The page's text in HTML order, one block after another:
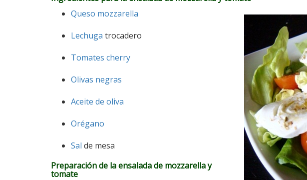
Queso mozzarella
Lechuga trocadero
Tomates cherry
Olivas negras
Aceite de oliva
Orégano
Sal de mesa
Preparación de la ensalada de mozzarella y
tomate